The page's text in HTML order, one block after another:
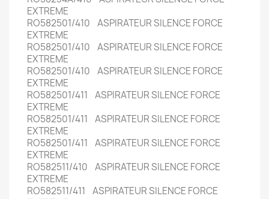
EXTREME
RO582501/410 ASPIRATEUR SILENCE FORCE
EXTREME
RO582501/410 ASPIRATEUR SILENCE FORCE
EXTREME
RO582501/410 ASPIRATEUR SILENCE FORCE
EXTREME
RO582501/411 ASPIRATEUR SILENCE FORCE
EXTREME
RO582501/411 ASPIRATEUR SILENCE FORCE
EXTREME
RO582501/411 ASPIRATEUR SILENCE FORCE
EXTREME
RO582511/410 ASPIRATEUR SILENCE FORCE
EXTREME
RO582511/411 ASPIRATEUR SILENCE FORCE